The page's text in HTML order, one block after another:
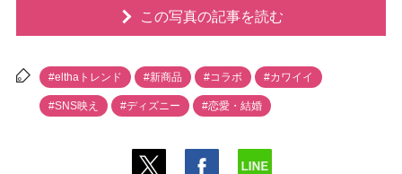
この写真の記事を読む
#elthaトレンド #新商品 #コラボ #カワイイ
#SNS映え #ディズニー #恋愛・結婚